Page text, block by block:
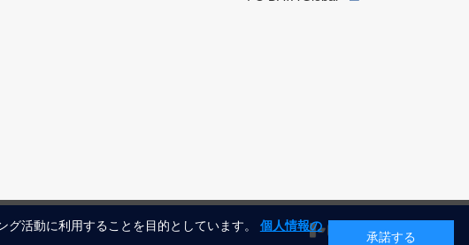
活動に利用することを目的としています。
個人情報の
承諾する